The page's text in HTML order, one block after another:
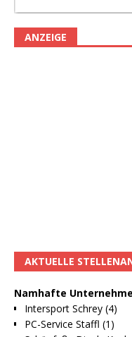
ANZEIGE
AKTUELLE
Namhafte
Intersport Schrey (4)
PC-Service Staffl (1)